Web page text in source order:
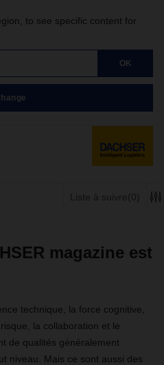
to see specific content for
OK
Liste à suivre(0)
magazine est
technique, la force cognitive,
la collaboration et le
de qualités généralement
niveau. Mais ce sont aussi des